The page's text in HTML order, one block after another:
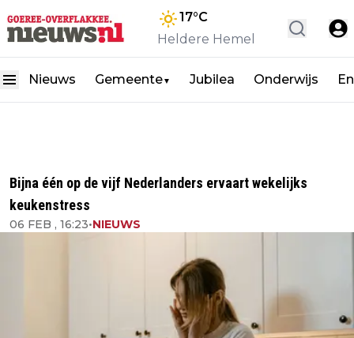
17°C
Heldere Hemel
Nieuws Gemeente▼ Jubilea Onderwijs
Bijna één op de vijf Nederlanders ervaart wekelijks
keukenstress
06 FEB , 16:23•NIEUWS